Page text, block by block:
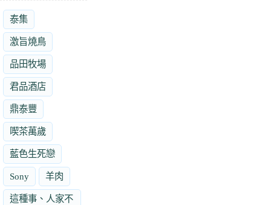
泰集
激旨燒鳥
品田牧場
君品酒店
鼎泰豐
喫茶萬歲
藍色生死戀
Sony 羊肉
這種事、人家不